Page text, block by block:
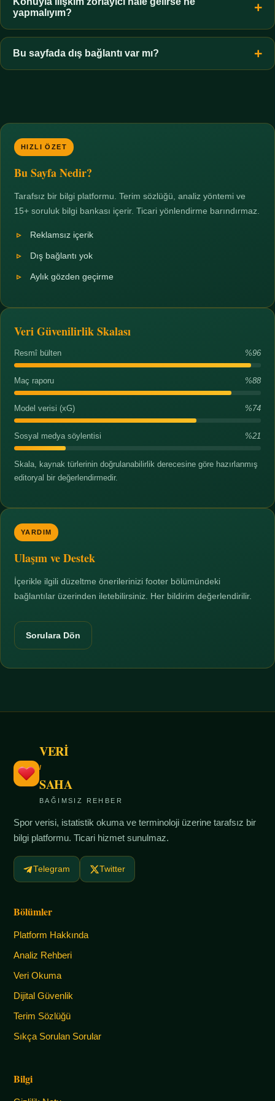
zorunluluktur.
yapmalıyım?
Zaman sınırı koyun, harcadığınız süreyi ölçün ve gerekirse
profesyonel destek alın. Türkiye'de ücretsiz danışma hatları
mevcuttur; yardım istemek güçlü bir adımdır.
Bu sayfada dış bağlantı var mı?
HIZLI ÖZET
Bu Sayfa Nedir?
Tarafsız bir bilgi platformu. Terim sözlüğü, analiz yöntemi ve
15+ soruluk bilgi bankası içerir. Ticari yönlendirme barındırmaz.
Reklamsız içerik
Dış bağlantı yok
Aylık gözden geçirme
Veri Güvenilirlik Skalası
Resmî bülten %96
Maç raporu %88
Model verisi (xG) %74
Sosyal medya söylentisi %21
Skala, kaynak türlerinin doğrulanabilirlik derecesine göre hazırlanmış
editoryal bir değerlendirmedir.
YARDIM
Ulaşım ve Destek
İçerikle ilgili düzeltme önerilerinizi footer bölümündeki
bağlantılar üzerinden iletebilirsiniz. Her bildirim değerlendirilir.
Sorulara Dön
VERİ
/
SAHA
BAĞIMSIZ REHBER
Spor verisi, istatistik okuma ve terminoloji üzerine tarafsız bir
bilgi platformu. Ticari hizmet sunulmaz.
Telegram Twitter
Bölümler
Platform Hakkında
Analiz Rehberi
Veri Okuma
Dijital Güvenlik
Terim Sözlüğü
Sıkça Sorulan Sorular
Bilgi